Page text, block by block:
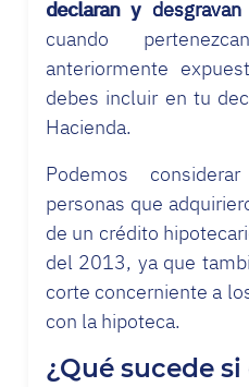
declaran y
cuando
anteriormente
debes incluir en tu
Hacienda.
Podemos
personas que
de un crédito
del 2013, ya que
corte concerniente a
con la hipoteca.
¿Qué sucede si